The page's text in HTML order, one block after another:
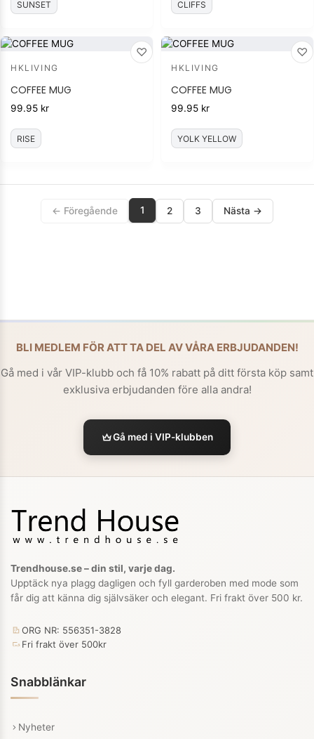
SUNSET CLIFFS
♡
HKLIVING
COFFEE MUG
99.95 kr
RISE
♡
HKLIVING
COFFEE MUG
99.95 kr
YOLK YELLOW
← Föregående 1 2 3 Nästa →
BLI MEDLEM FÖR ATT TA DEL AV VÅRA ERBJUDANDEN!
Gå med i vår VIP-klubb och få 10% rabatt på ditt första köp samt
exklusiva erbjudanden före alla andra!
Gå med i VIP-klubben
Trendhouse.se – din stil, varje dag.
Upptäck nya plagg dagligen och fyll garderoben med mode som
får dig att känna dig självsäker och elegant. Fri frakt över 500 kr.
ORG NR: 556351-3828
Fri frakt över 500kr
Snabblänkar
Nyheter